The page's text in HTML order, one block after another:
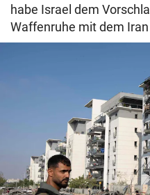
habe Israel dem
Waffenruhe mit dem